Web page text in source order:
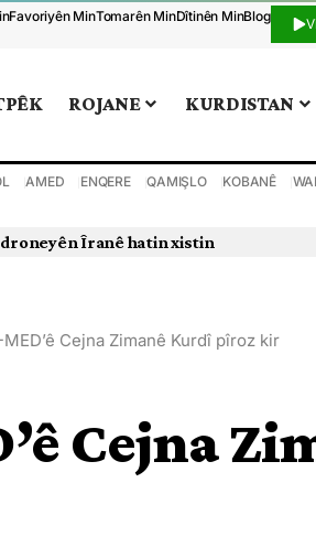
Favoriyên MinTomarên MinDîtinên MinBlog
ROJANE KURDISTAN
AMED ENQERE QAMIŞLO KOBANÊ
Îranê hatin xistin
MED’ê Cejna Zimanê Kurdî pîroz kir
Cejna